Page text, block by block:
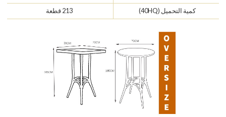
كمية التحميل (40HQ)
213 قطعة